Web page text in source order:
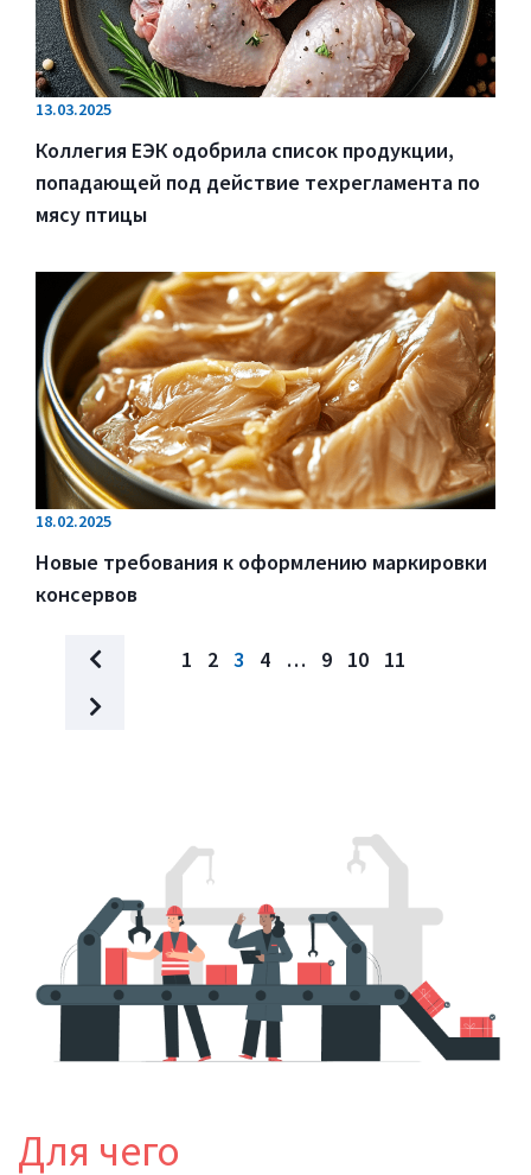
13.03.2025
Коллегия ЕЭК одобрила список продукции,
попадающей под действие техрегламента по
мясу птицы
18.02.2025
Новые требования к оформлению маркировки
консервов
1 2 3 4 … 9 10 11
Для чего